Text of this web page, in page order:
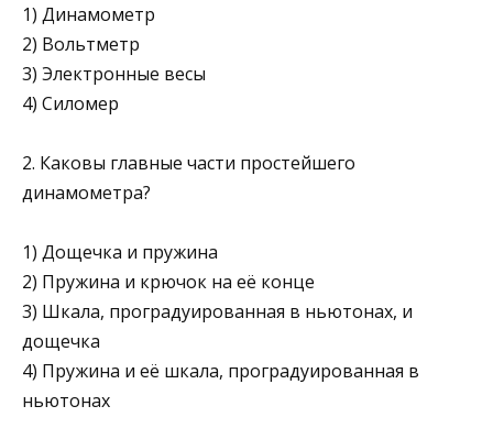
1) Динамометр
2) Вольтметр
3) Электронные весы
4) Силомер
2. Каковы главные части простейшего
динамометра?
1) Дощечка и пружина
2) Пружина и крючок на её конце
3) Шкала, проградуированная в ньютонах, и
дощечка
4) Пружина и её шкала, проградуированная в
ньютонах